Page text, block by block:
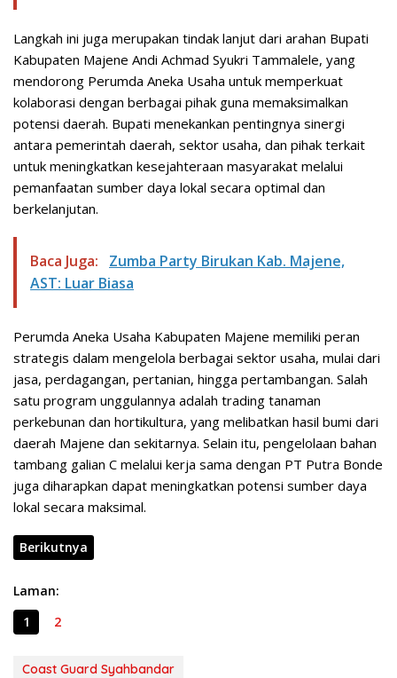
Langkah ini juga merupakan tindak lanjut dari arahan Bupati
Kabupaten Majene Andi Achmad Syukri Tammalele, yang
mendorong Perumda Aneka Usaha untuk memperkuat
kolaborasi dengan berbagai pihak guna memaksimalkan
potensi daerah. Bupati menekankan pentingnya sinergi
antara pemerintah daerah, sektor usaha, dan pihak terkait
untuk meningkatkan kesejahteraan masyarakat melalui
pemanfaatan sumber daya lokal secara optimal dan
berkelanjutan.
Baca Juga:
Zumba Party Birukan Kab. Majene,
AST: Luar Biasa
Perumda Aneka Usaha Kabupaten Majene memiliki peran
strategis dalam mengelola berbagai sektor usaha, mulai dari
jasa, perdagangan, pertanian, hingga pertambangan. Salah
satu program unggulannya adalah trading tanaman
perkebunan dan hortikultura, yang melibatkan hasil bumi dari
daerah Majene dan sekitarnya. Selain itu, pengelolaan bahan
tambang galian C melalui kerja sama dengan PT Putra Bonde
juga diharapkan dapat meningkatkan potensi sumber daya
lokal secara maksimal.
Berikutnya
Laman:
1
2
Coast Guard Syahbandar